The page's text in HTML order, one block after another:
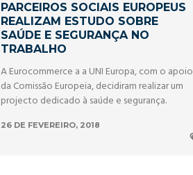
PARCEIROS SOCIAIS EUROPEUS
REALIZAM ESTUDO SOBRE
SAÚDE E SEGURANÇA NO
TRABALHO
A Eurocommerce a a UNI Europa, com o apoio
da Comissão Europeia, decidiram realizar um
projecto dedicado à saúde e segurança.
26 DE FEVEREIRO, 2018